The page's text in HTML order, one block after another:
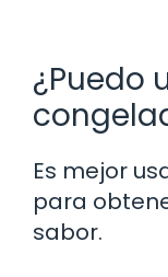
¿Puedo
Es mejor
para
sabor.